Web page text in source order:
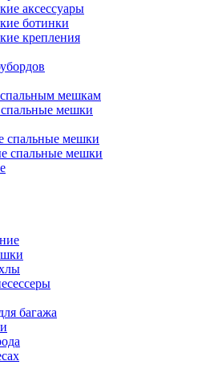
аксессуары
ботинки
крепления
мешкам
мешки
спальные мешки
спальные мешки
багажа